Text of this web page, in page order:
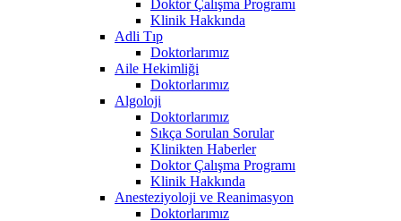
Doktor Çalışma Programı
Klinik Hakkında
Adli Tıp
Doktorlarımız
Aile Hekimliği
Doktorlarımız
Algoloji
Doktorlarımız
Sıkça Sorulan Sorular
Klinikten Haberler
Doktor Çalışma Programı
Klinik Hakkında
Anesteziyoloji ve Reanimasyon
Doktorlarımız